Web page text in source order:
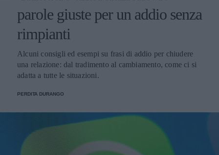
parole giuste per un addio senza
rimpianti
Alcuni consigli ed esempi su frasi di addio per chiudere
una relazione: dal tradimento al cambiamento, come ci si
adatta a tutte le situazioni.
PERDITA DURANGO